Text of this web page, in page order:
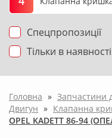
Спецпропозиції
Тільки в наявності
Головна » Запчастини
Двигун » Клапанна
OPEL KADETT 86-94